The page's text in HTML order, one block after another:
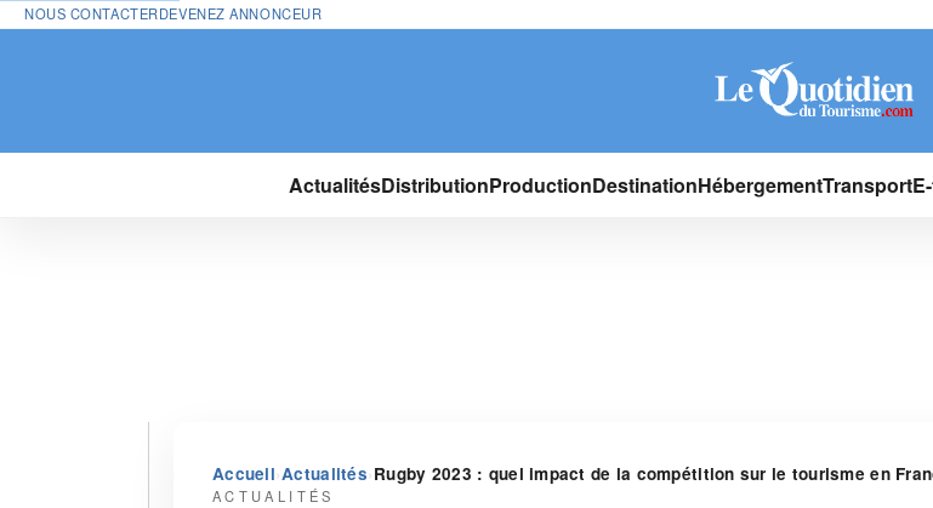
NOUS CONTACTERDEVENEZ ANNONCEUR
ActualitésDistributionProductionDestinationHébergementTransport
Accueil›Actualités›Rugby 2023 : quel impact de la compétition sur le tourisme en
ACTUALITÉS